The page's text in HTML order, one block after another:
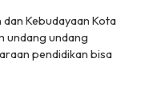
Kebudayaan Kota
undang undang
pendidikan bisa